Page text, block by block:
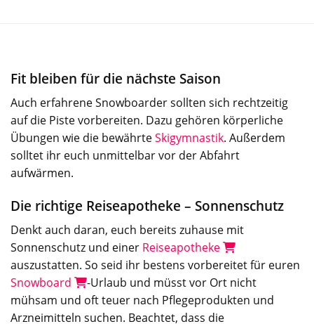
Fit bleiben für die nächste Saison
Auch erfahrene Snowboarder sollten sich rechtzeitig
auf die Piste vorbereiten. Dazu gehören körperliche
Übungen wie die bewährteSkigymnastik. Außerdem
solltet ihr euch unmittelbar vor der Abfahrt
aufwärmen.
Die richtige Reiseapotheke – Sonnenschutz
Denkt auch daran, euch bereits zuhause mit
Sonnenschutz und einer Reiseapotheke
auszustatten. So seid ihr bestens vorbereitet für euren
Snowboard
-Urlaub und müsst vor Ort nicht
mühsam und oft teuer nach Pflegeprodukten und
Arzneimitteln suchen. Beachtet, dass die